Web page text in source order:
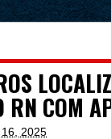
RN COM
2025